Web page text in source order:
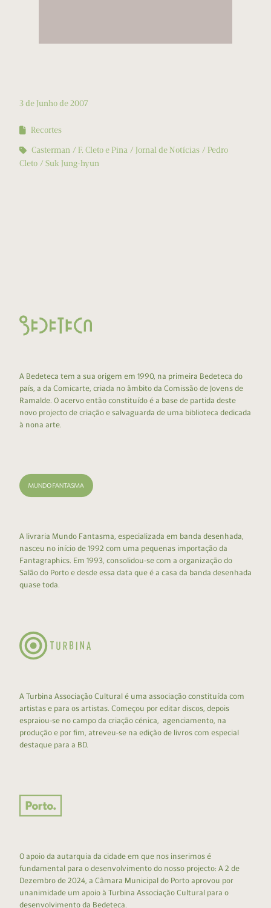
3 de Junho de 2007
Recortes
Casterman
F. Cleto e Pina Jornal de Notícias
Pedro
Cleto
Suk Jung-hyun
A Bedeteca tem a sua origem em 1990, na primeira Bedeteca do
país, a da Comicarte, criada no âmbito da Comissão de Jovens de
Ramalde. O acervo então constituído é a base de partida deste
novo projecto de criação e salvaguarda de uma biblioteca dedicada
à nona arte.
A livraria Mundo Fantasma, especializada em banda desenhada,
nasceu no início de 1992 com uma pequenas importação da
Fantagraphics. Em 1993, consolidou-se com a organização do
Salão do Porto e desde essa data que é a casa da banda desenhada
quase toda.
A Turbina Associação Cultural é uma associação constituída com
artistas e para os artistas. Começou por editar discos, depois
espraiou-se no campo da criação cénica, agenciamento, na
produção e por fim, atreveu-se na edição de livros com especial
destaque para a BD.
O apoio da autarquia da cidade em que nos inserimos é
fundamental para o desenvolvimento do nosso projecto: A 2 de
Dezembro de 2024, a Câmara Municipal do Porto aprovou por
unanimidade um apoio à Turbina Associação Cultural para o
desenvolvimento da Bedeteca.